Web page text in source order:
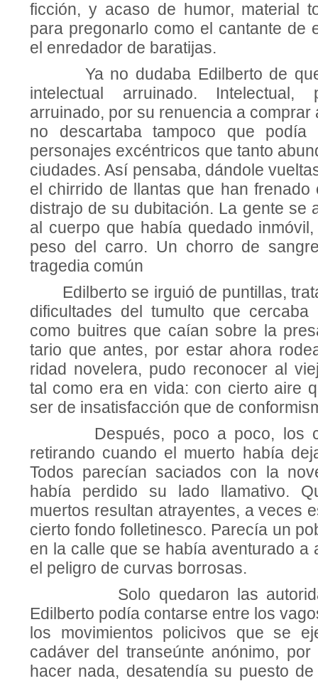
ficción, y acaso de humor, material
para pregonarlo como el cantante de
el enredador de baratijas.
Ya no dudaba Edilberto de que
intelec­tual arruinado.
arruinado, por su renuencia a comprar
no descar­taba tampoco que
personajes ex­céntricos que tanto
ciudades. Así pensaba, dándole
el chi­rrido de llantas que han frenado
dis­trajo de su dubitación. La gente se
al cuerpo que había quedado
peso del carro. Un chorro de
tragedia común
Edilberto se irguió de puntillas,
dificultades del tumulto que
como buitres que caían sobre la
tario que antes, por estar ahora
ridad novelera, pudo reconocer al
tal como era en vida: con cierto aire
ser de insatisfacción que de
Después, poco a poco, los
retirando cuando el muerto había
Todos pa­recían saciados con la
había per­dido su lado llamativo.
muertos resultan atrayentes, a veces
cierto fondo fo­lletinesco. Parecía un
en la calle que se había aventurado a
el peligro de curvas borrosas.
Solo quedaron las
Edilberto podía contarse entre los
los movimientos policivos que se
cadáver del transeúnte anónimo,
hacer nada, desatendía su puesto